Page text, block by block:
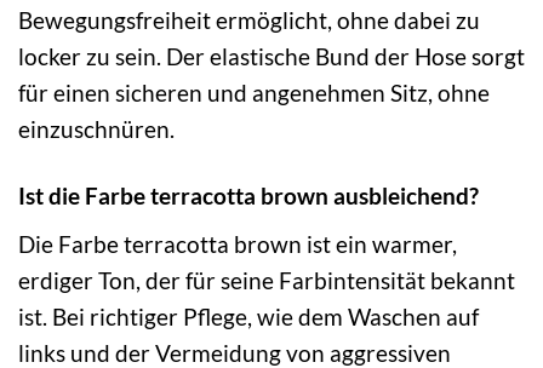
Bewegungsfreiheit ermöglicht, ohne dabei zu
locker zu sein. Der elastische Bund der Hose sorgt
für einen sicheren und angenehmen Sitz, ohne
einzuschnüren.
Ist die Farbe terracotta brown ausbleichend?
Die Farbe terracotta brown ist ein warmer,
erdiger Ton, der für seine Farbintensität bekannt
ist. Bei richtiger Pflege, wie dem Waschen auf
links und der Vermeidung von aggressiven